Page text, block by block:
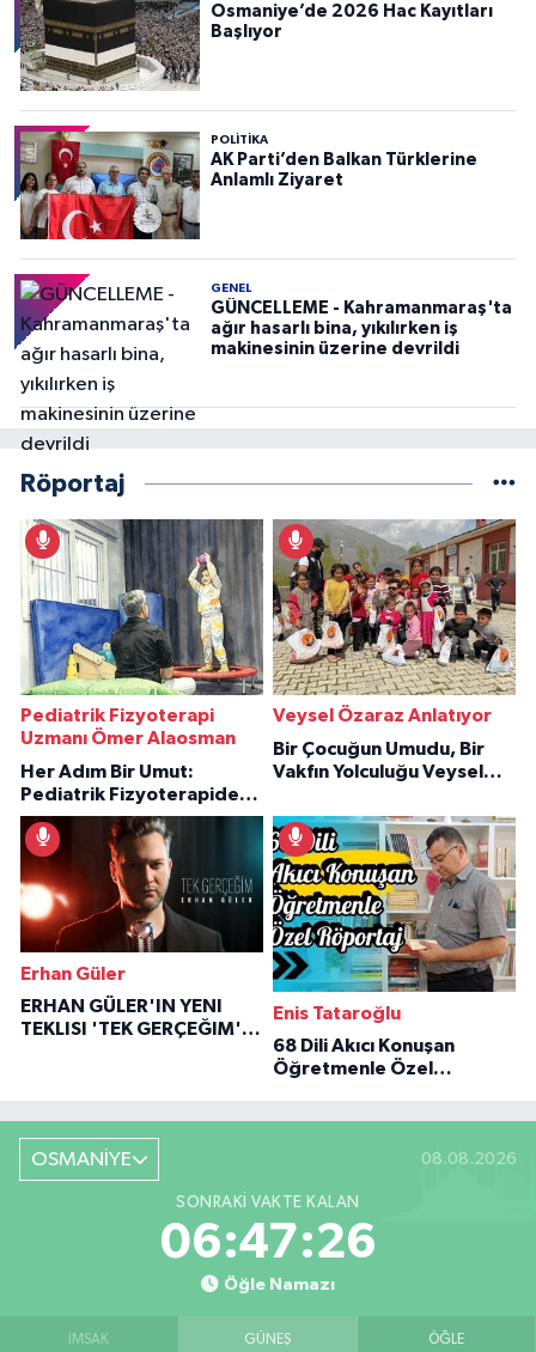
Osmaniye’de 2026 Hac Kayıtları
Başlıyor
POLITIKA
AK Parti’den Balkan Türklerine
Anlamlı Ziyaret
GENEL
GÜNCELLEME - Kahramanmaraş'ta
ağır hasarlı bina, yıkılırken iş
makinesinin üzerine devrildi
Röportaj
Pediatrik Fizyoterapi
Uzmanı Ömer Alaosman
Her Adım Bir Umut:
Pediatrik Fizyoterapiden
İlham Veren Hikâyeler
Veysel Özaraz Anlatıyor
Bir Çocuğun Umudu, Bir
Vakfın Yolculuğu Veysel
Erhan Güler
ERHAN GÜLER'IN YENI
TEKLISI 'TEK GERÇEĞIM'LE
Enis Tataroğlu
68 Dili Akıcı Konuşan
Öğretmenle Özel
OSMANİYE 08.08.2026
SONRAKI VAKTE KALAN
06:47:25
Öğle Namazı
İMSAK GÜNEŞ ÖĞLE